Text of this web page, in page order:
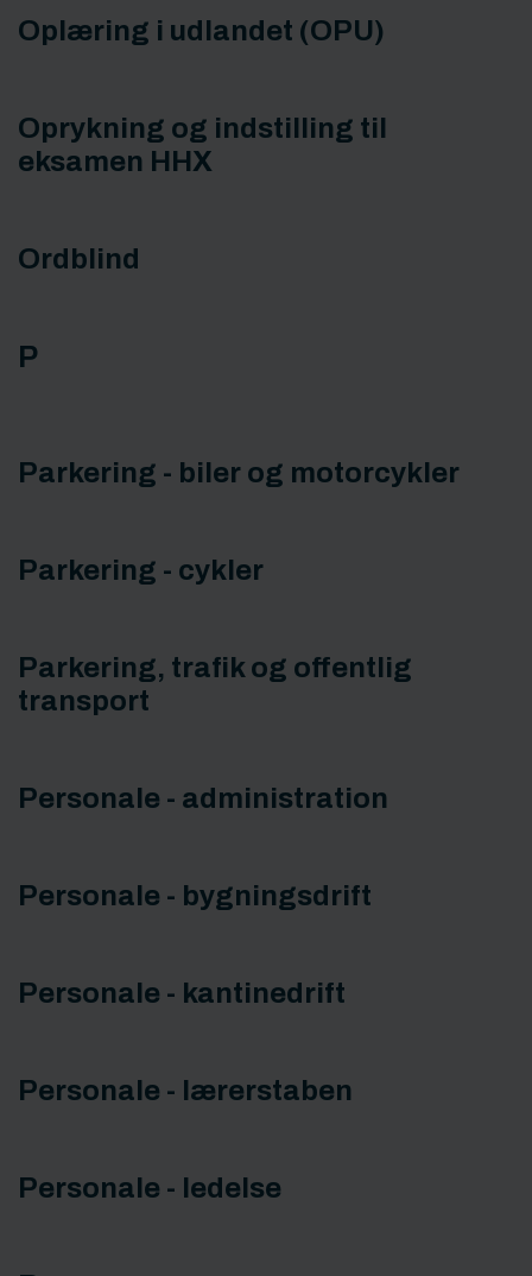
Oplæring i udlandet (OPU)
Oprykning og indstilling til
eksamen HHX
Ordblind
P
Parkering - biler og motorcykler
Parkering - cykler
Parkering, trafik og offentlig
transport
Personale - administration
Personale - bygningsdrift
Personale - kantinedrift
Personale - lærerstaben
Personale - ledelse